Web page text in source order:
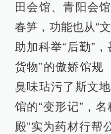
田会馆、青阳会
春笋，功能也从“
助加科举“后勤”
货物”的傲娇馆规
臭味玷污了斯文
馆的“变形记”，
殿”实为药材行帮